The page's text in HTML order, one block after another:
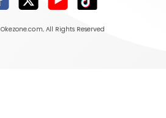
Okezone.com, All Rights Reserved